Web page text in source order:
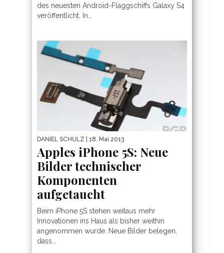
des neuesten Android-Flaggschiffs Galaxy S4
veröffentlicht. In...
DANIEL SCHULZ | 18. Mai 2013
Apples iPhone 5S: Neue
Bilder technischer
Komponenten
aufgetaucht
Beim iPhone 5S stehen weitaus mehr
Innovationen ins Haus als bisher weithin
angenommen wurde. Neue Bilder belegen,
dass...